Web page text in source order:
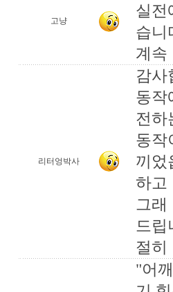
고냥
실전
습니
계속
리터엉박사
감
동작
전하
동작
끼었
하고
그
드
절히
"어